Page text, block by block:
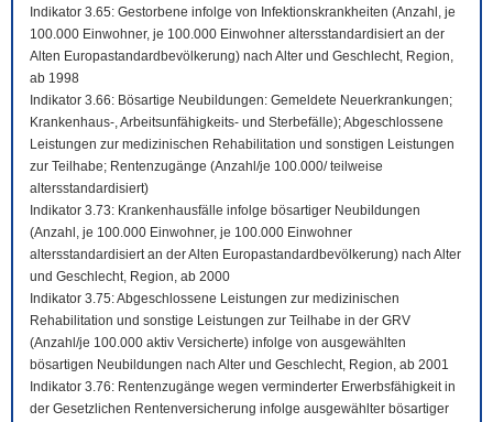
Indikator 3.65: Gestorbene infolge von Infektionskrankheiten (Anzahl, je
100.000 Einwohner, je 100.000 Einwohner altersstandardisiert an der
Alten Europastandardbevölkerung) nach Alter und Geschlecht, Region,
ab 1998
Indikator 3.66: Bösartige Neubildungen: Gemeldete Neuerkrankungen;
Krankenhaus-, Arbeitsunfähigkeits- und Sterbefälle); Abgeschlossene
Leistungen zur medizinischen Rehabilitation und sonstigen Leistungen
zur Teilhabe; Rentenzugänge (Anzahl/je 100.000/ teilweise
altersstandardisiert)
Indikator 3.73: Krankenhausfälle infolge bösartiger Neubildungen
(Anzahl, je 100.000 Einwohner, je 100.000 Einwohner
altersstandardisiert an der Alten Europastandardbevölkerung) nach Alter
und Geschlecht, Region, ab 2000
Indikator 3.75: Abgeschlossene Leistungen zur medizinischen
Rehabilitation und sonstige Leistungen zur Teilhabe in der GRV
(Anzahl/je 100.000 aktiv Versicherte) infolge von ausgewählten
bösartigen Neubildungen nach Alter und Geschlecht, Region, ab 2001
Indikator 3.76: Rentenzugänge wegen verminderter Erwerbsfähigkeit in
der Gesetzlichen Rentenversicherung infolge ausgewählter bösartiger